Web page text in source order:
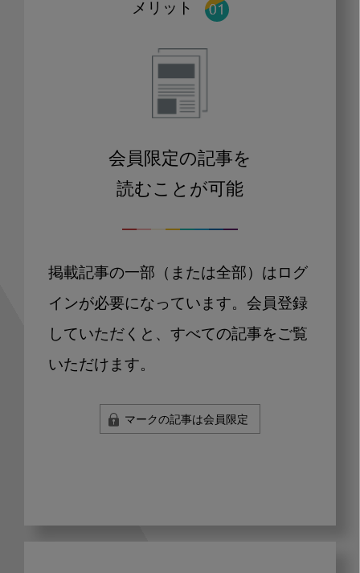
メリット
会員限定の記事を
読むことが可能
掲載記事の一部（または全部）はログ
インが必要になっています。会員登録
していただくと、すべての記事をご覧
いただけます。
マークの記事は会員限定